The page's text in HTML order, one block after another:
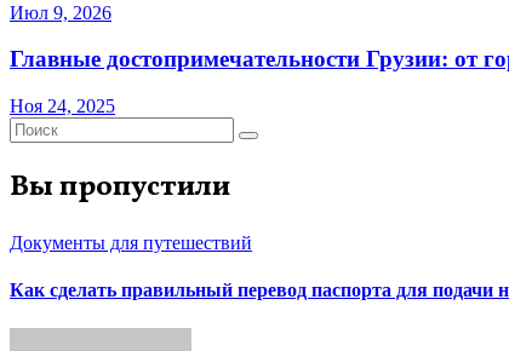
Июл 9, 2026
Главные достопримечательности Грузии: от
Ноя 24, 2025
Вы пропустили
Документы для путешествий
Как сделать правильный перевод паспорта для